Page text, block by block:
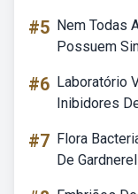
#5 Nem Todas
Possuem
#6 Laboratório
Inibidores
#7 Flora
De